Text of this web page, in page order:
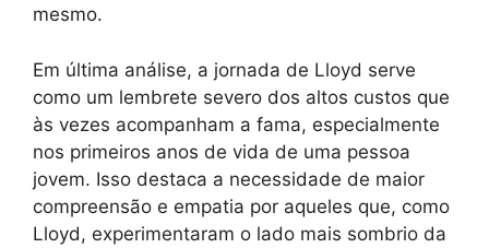
mesmo.
Em última análise, a jornada de Lloyd serve
como um lembrete severo dos altos custos que
às vezes acompanham a fama, especialmente
nos primeiros anos de vida de uma pessoa
jovem. Isso destaca a necessidade de maior
compreensão e empatia por aqueles que, como
Lloyd, experimentaram o lado mais sombrio da